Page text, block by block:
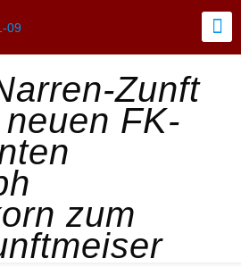
Zunft
FK-
zum